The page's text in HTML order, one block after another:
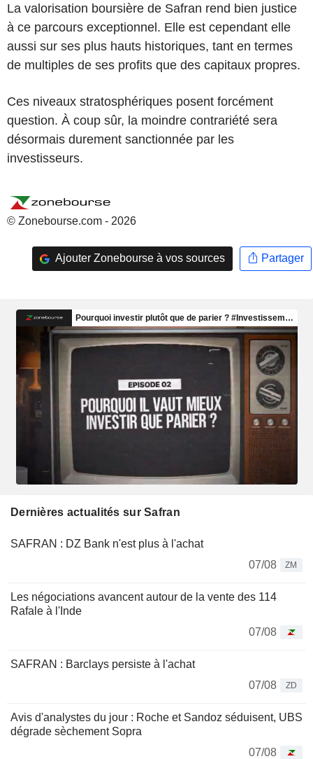
La valorisation boursière de Safran rend bien justice
à ce parcours exceptionnel. Elle est cependant elle
aussi sur ses plus hauts historiques, tant en termes
de multiples de ses profits que des capitaux propres.
Ces niveaux stratosphériques posent forcément
question. À coup sûr, la moindre contrariété sera
désormais durement sanctionnée par les
investisseurs.
© Zonebourse.com - 2026
Ajouter Zonebourse à vos sources Partager
Dernières actualités sur Safran
SAFRAN : DZ Bank n'est plus à l'achat
07/08
ZM
Les négociations avancent autour de la vente des 114
Rafale à l'Inde
07/08
SAFRAN : Barclays persiste à l'achat
07/08
ZD
Avis d'analystes du jour : Roche et Sandoz séduisent, UBS
dégrade sèchement Sopra
07/08